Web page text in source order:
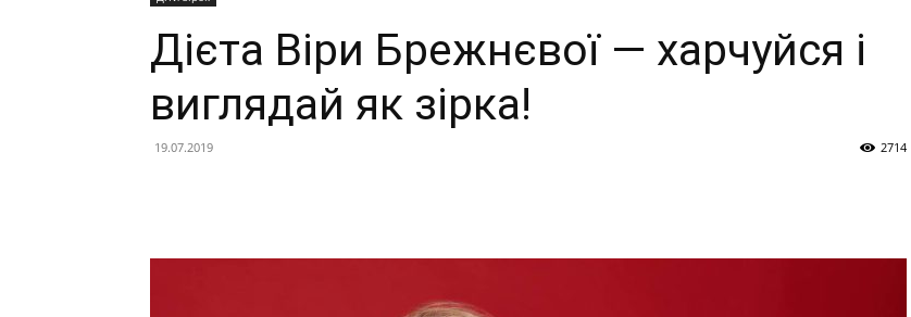
Дієта Віри Брежнєвої — харчуйся і
виглядай як зірка!
19.07.2019 2714